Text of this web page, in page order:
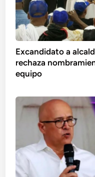
Excandidato a
rechaza
equipo